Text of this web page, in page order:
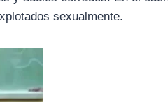
sexualmente.